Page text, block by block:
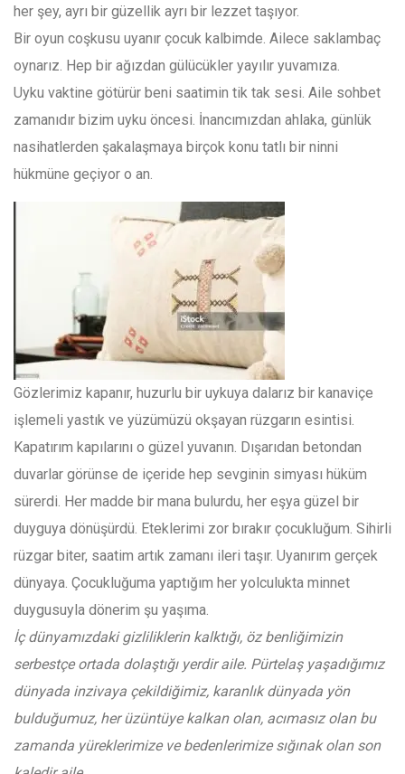
her şey, ayrı bir güzellik ayrı bir lezzet taşıyor.
Bir oyun coşkusu uyanır çocuk kalbimde. Ailece saklambaç
oynarız. Hep bir ağızdan gülücükler yayılır yuvamıza.
Uyku vaktine götürür beni saatimin tik tak sesi. Aile sohbet
zamanıdır bizim uyku öncesi. İnancımızdan ahlaka, günlük
nasihatlerden şakalaşmaya birçok konu tatlı bir ninni
hükmüne geçiyor o an.
Gözlerimiz kapanır, huzurlu bir uykuya dalarız bir kanaviçe
işlemeli yastık ve yüzümüzü okşayan rüzgarın esintisi.
Kapatırım kapılarını o güzel yuvanın. Dışarıdan betondan
duvarlar görünse de içeride hep sevginin simyası hüküm
sürerdi. Her madde bir mana bulurdu, her eşya güzel bir
duyguya dönüşürdü. Eteklerimi zor bırakır çocukluğum. Sihirli
rüzgar biter, saatim artık zamanı ileri taşır. Uyanırım gerçek
dünyaya. Çocukluğuma yaptığım her yolculukta minnet
duygusuyla dönerim şu yaşıma.
İç dünyamızdaki gizliliklerin kalktığı, öz benliğimizin
serbestçe ortada dolaştığı yerdir aile. Pürtelaş yaşadığımız
dünyada inzivaya çekildiğimiz, karanlık dünyada yön
bulduğumuz, her üzüntüye kalkan olan, acımasız olan bu
zamanda yüreklerimize ve bedenlerimize sığınak olan son